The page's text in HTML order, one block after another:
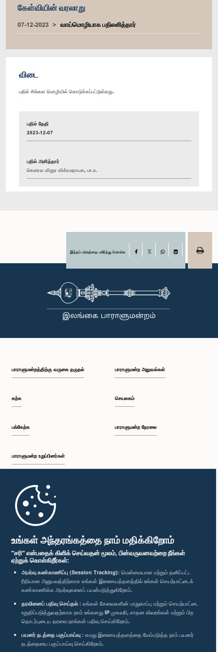
உங்கள் அந்தரங்கத்தை நாம் மதிக்கிறோம்
"சரி" என்பதைக் கிளிக் செய்வதன் மூலம், பின்வருவனவற்றை நீங்கள்
ஏற்றுக் கொள்கிறீர்கள்:
அமர்வு கண்காணிப்பு (Session Tracking): மென்மையான மற்றும் தனிப்பட்ட
ரீதியான அனுபவத்திற்காக எங்கள் இணையத்தளத்தில் உங்கள் செயற்பாட்டைக்
கண்காணிக்க அமர்வுகளைப் பயன்படுத்துகிறோம்.
தரவினைப் பதிவு செய்தல் : எங்கள் சேவைகளின் பாதுகாப்பு மற்றும் செயற்பாட்டை
உறுதிப்படுத்துவதற்காக நாம் உங்களது IP முகவரி, சாதன விவரங்கள் மற்றும் பிற
தொடர்புடைய தரவை நாங்கள் பதிவு செய்கிறோம்.
பயனர் நடத்தை பகுப்பாய்வு : எமது இணையத்தளத்தை மேம்படுத்த நாம் பயனர்
நடத்தையை பகுப்பாய்வு செய்கிறோம்.
கேள்வியின் வரலாறு
07-12-2023 வாய்மொழியாக பதிலளித்தார்
விடை
பதில் சிங்கள மொழியில் கொடுக்கப்பட்டுள்ளது.
பதில் தேதி
2023-12-07
பதில் அளித்தார்
கௌரவ விதுர விக்ரமநாயக, பா.உ.
இந்தப் பக்கத்தை பகிர்ந்து கொள்க Facebook
பாராளுமன்றத்திற்கு வருகை தருதல்
கற்க
பங்கேற்க
பாராளுமன்ற உறுப்பினர்கள்
முதற்பக்கம்
பாராளுமன்ற அலுவல்கள்
செயலகம்
பாராளுமன்ற நேரலை
பாராளுமன்ற கையடக்க செயலி
எம்மை பின்தொடர்க :
விருதுகள்
தனியுரிமைக் கொள்கை